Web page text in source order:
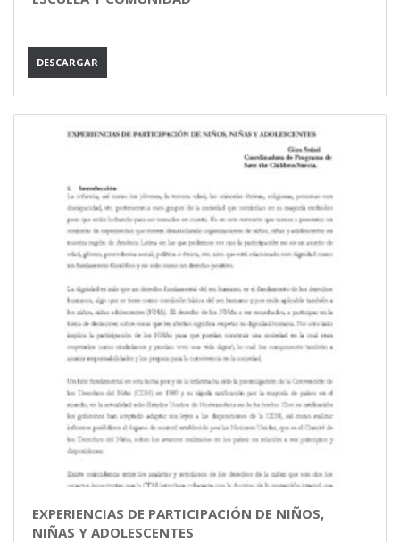
DESCARGAR
EXPERIENCIAS DE PARTICIPACIÓN DE NIÑOS,
NIÑAS Y ADOLESCENTES